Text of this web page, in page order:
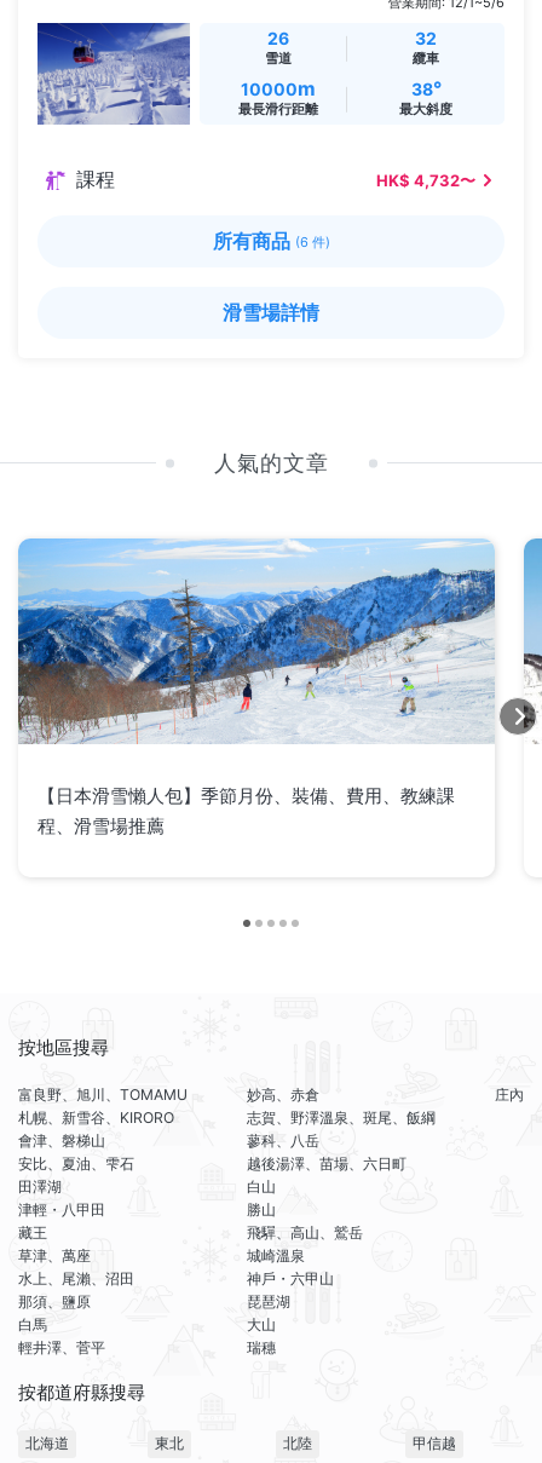
26
雪道
32
纜車
10000m
最長滑行距離
38°
最大斜度
課程 HK$ 4,732〜
所有商品 (6 件)
滑雪場詳情
人氣的文章
【日本滑雪懶人包】季節月份、裝備、費用、教練課
程、滑雪場推薦
按地區搜尋
富良野、旭川、TOMAMU
札幌、新雪谷、KIRORO
會津、磐梯山
安比、夏油、雫石
田澤湖
津輕・八甲田
藏王
草津、萬座
水上、尾瀨、沼田
那須、鹽原
白馬
輕井澤、菅平
妙高、赤倉
志賀、野澤溫泉、斑尾、飯綱
蓼科、八岳
越後湯澤、苗場、六日町
白山
勝山
飛驒、高山、鷲岳
城崎溫泉
神戶・六甲山
琵琶湖
大山
瑞穗
庄內
按都道府縣搜尋
北海道
東北
北陸
甲信越